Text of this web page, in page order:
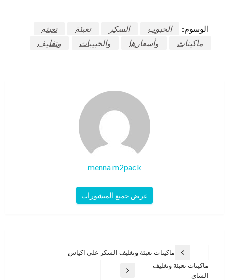
الوسوم: الحبوب السكر تعبئة
تعبئه
ماكينات
وأسعارها والحبيبات وتغليف
menna m2pack
عرض جميع المنشورات
المقالات
المقالة
السابقة
ماكينات تعبئة وتغليف السكر على اكياس
المقالة
ماكينات تعبئة وتغليف
الشاي